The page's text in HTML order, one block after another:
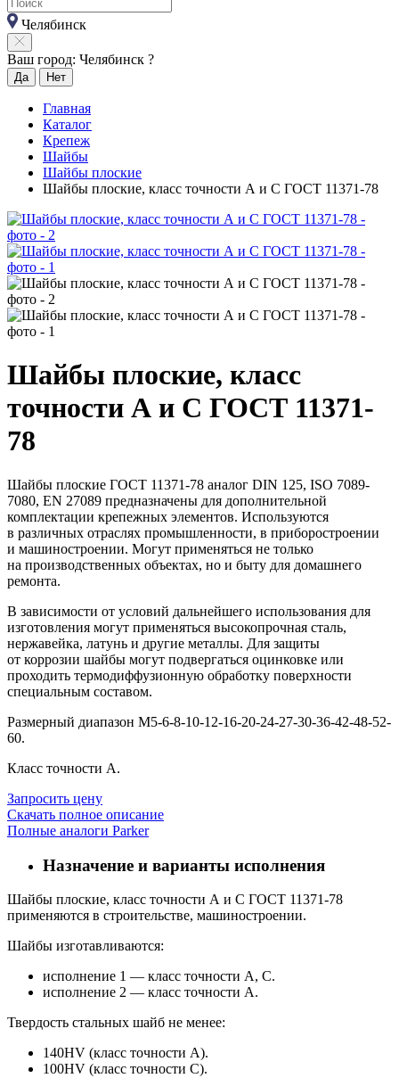
Челябинск
Ваш город: Челябинск ?
Да Нет
Главная
Каталог
Крепеж
Шайбы
Шайбы плоские
Шайбы плоские, класс точности А и С ГОСТ 11371-78
Шайбы плоские, класс
точности А и С ГОСТ 11371-
78
Шайбы плоские ГОСТ 11371-78 аналог DIN 125, ISO 7089-
7080, EN 27089 предназначены для дополнительной
комплектации крепежных элементов. Используются
в различных отраслях промышленности, в приборостроении
и машиностроении. Могут применяться не только
на производственных объектах, но и быту для домашнего
ремонта.
В зависимости от условий дальнейшего использования для
изготовления могут применяться высокопрочная сталь,
нержавейка, латунь и другие металлы. Для защиты
от коррозии шайбы могут подвергаться оцинковке или
проходить термодиффузионную обработку поверхности
специальным составом.
Размерный диапазон М5-6-8-10-12-16-20-24-27-30-36-42-48-52-
60.
Класс точности А.
Запросить цену
Скачать полное описание
Полные аналоги Parker
Назначение и варианты исполнения
Шайбы плоские, класс точности А и С ГОСТ 11371-78
применяются в строительстве, машиностроении.
Шайбы изготавливаются:
исполнение 1 — класс точности A, C.
исполнение 2 — класс точности A.
Твердость стальных шайб не менее:
140HV (класс точности A).
100HV (класс точности C).